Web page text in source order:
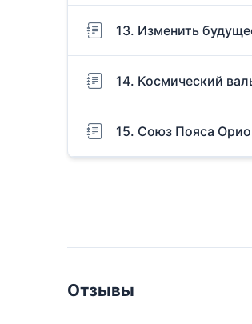
13. Изменить
14. Космический
15. Союз Пояса
Отзывы